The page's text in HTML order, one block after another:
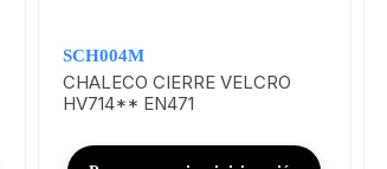
SCH004M
CHALECO CIERRE VELCRO
HV714** EN471